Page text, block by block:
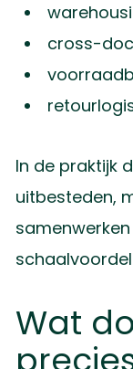
cross-
In de praktijk
uitbesteden,
Wat